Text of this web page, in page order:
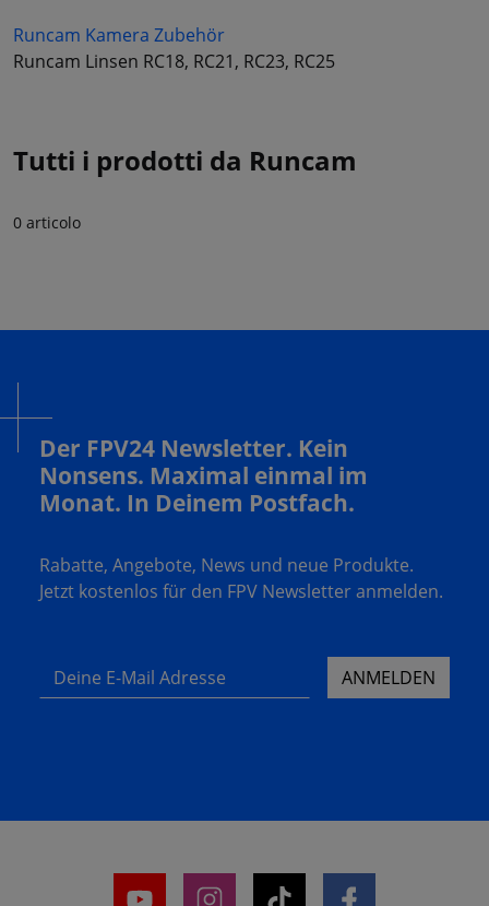
Runcam Kamera Zubehör
Runcam Linsen RC18, RC21, RC23, RC25
Tutti i prodotti da Runcam
0 articolo
Der FPV24 Newsletter. Kein
Nonsens. Maximal einmal im
Monat. In Deinem Postfach.
Rabatte, Angebote, News und neue Produkte.
Jetzt kostenlos für den FPV Newsletter anmelden.
Deine E-Mail Adresse ANMELDEN